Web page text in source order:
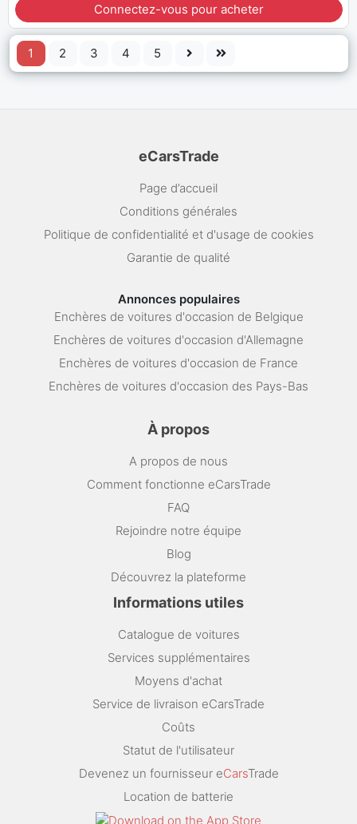
Connectez-vous pour acheter
1 2 3 4 5
eCarsTrade
Page d’accueil
Conditions générales
Politique de confidentialité et d'usage de cookies
Garantie de qualité
Annonces populaires
Enchères de voitures d'occasion de Belgique
Enchères de voitures d'occasion d'Allemagne
Enchères de voitures d'occasion de France
Enchères de voitures d'occasion des Pays-Bas
À propos
A propos de nous
Comment fonctionne eCarsTrade
FAQ
Rejoindre notre équipe
Blog
Découvrez la plateforme
Informations utiles
Catalogue de voitures
Services supplémentaires
Moyens d'achat
Service de livraison eCarsTrade
Coûts
Statut de l'utilisateur
Devenez un fournisseur eCarsTrade
Location de batterie